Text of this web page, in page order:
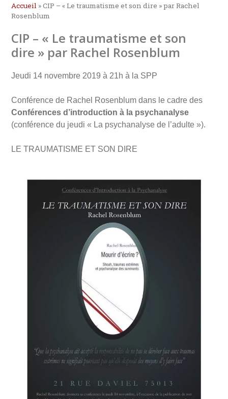
Accueil »CIP – « Le traumatisme et son dire » par Rachel
Rosenblum
CIP – « Le traumatisme et son
dire » par Rachel Rosenblum
Jeudi 14 novembre 2019 à 21h à la SPP
Conférence de Rachel Rosenblum dans le cadre des
Conférences d’introduction à la psychanalyse
(conférence du jeudi « La psychanalyse de l’adulte »).
LE TRAUMATISME ET SON DIRE